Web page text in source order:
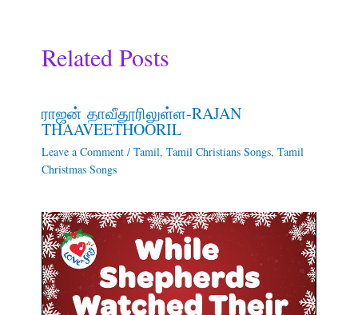
Related Posts
ராஜன் தாவீதூரிலுள்ள-RAJAN
THAAVEETHOORIL
Leave a Comment / Tamil, Tamil Christians Songs, Tamil
Christmas Songs